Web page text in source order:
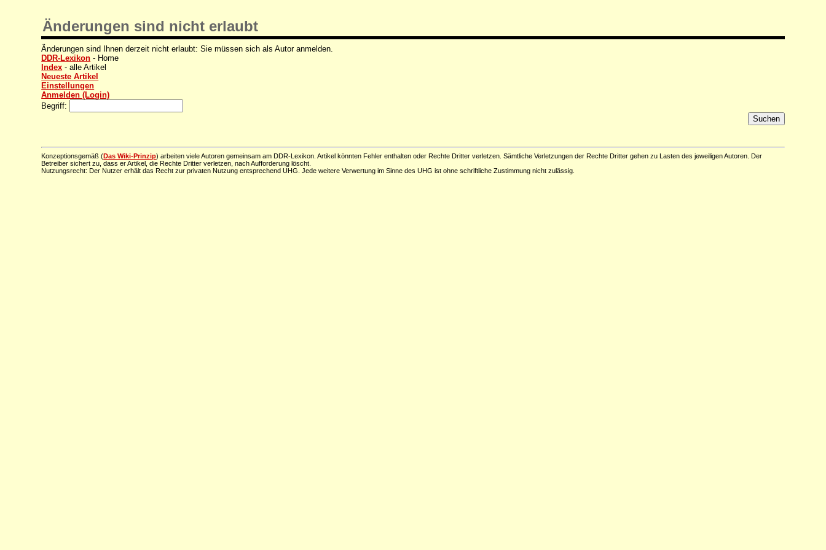
Änderungen sind nicht erlaubt
Änderungen sind Ihnen derzeit nicht erlaubt: Sie müssen sich als Autor anmelden.
DDR-Lexikon - Home
Index - alle Artikel
Neueste Artikel
Einstellungen
Anmelden (Login)
Begriff:
Konzeptionsgemäß (Das Wiki-Prinzip) arbeiten viele Autoren gemeinsam am DDR-Lexikon. Artikel könnten Fehler enthalten oder Rechte Dritter verletzen. Sämtliche Verletzungen der Rechte Dritter gehen zu Lasten des jeweiligen Autoren. Der
Betreiber sichert zu, dass er Artikel, die Rechte Dritter verletzen, nach Aufforderung löscht.
Nutzungsrecht: Der Nutzer erhält das Recht zur privaten Nutzung entsprechend UHG. Jede weitere Verwertung im Sinne des UHG ist ohne schriftliche Zustimmung nicht zulässig.